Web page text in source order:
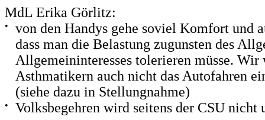
MdL Erika Görlitz:
•
von den Handys gehe soviel Komfort und
dass man die Belastung zugunsten des
Allgemeininteresses tolerieren müsse. Wir
Asthmatikern auch nicht das Autofahren
(siehe dazu in Stellungnahme)
•
Volksbegehren wird seitens der CSU nicht